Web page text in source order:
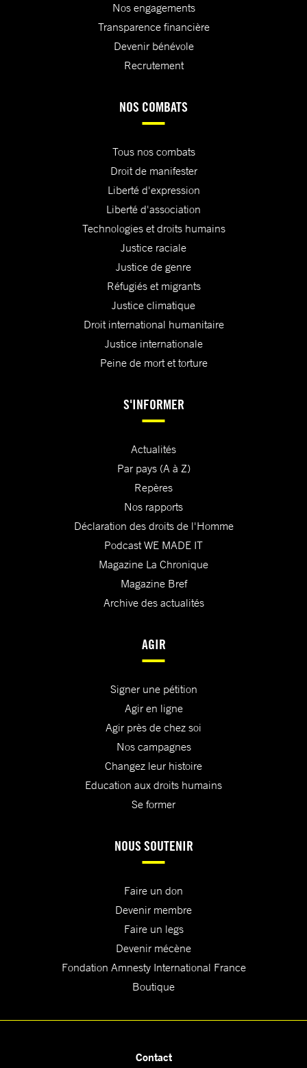
Nos engagements
Transparence financière
Devenir bénévole
Recrutement
NOS COMBATS
Tous nos combats
Droit de manifester
Liberté d'expression
Liberté d'association
Technologies et droits humains
Justice raciale
Justice de genre
Réfugiés et migrants
Justice climatique
Droit international humanitaire
Justice internationale
Peine de mort et torture
S'INFORMER
Actualités
Par pays (A à Z)
Repères
Nos rapports
Déclaration des droits de l'Homme
Podcast WE MADE IT
Magazine La Chronique
Magazine Bref
Archive des actualités
AGIR
Signer une pétition
Agir en ligne
Agir près de chez soi
Nos campagnes
Changez leur histoire
Education aux droits humains
Se former
NOUS SOUTENIR
Faire un don
Devenir membre
Faire un legs
Devenir mécène
Fondation Amnesty International France
Boutique
Contact